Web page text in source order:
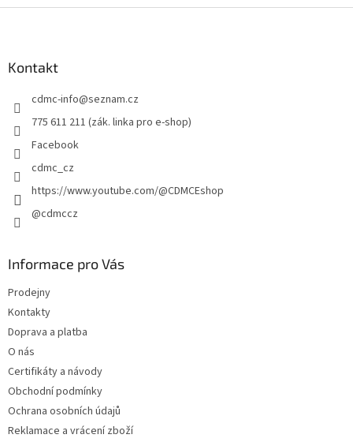
y
s
v
Kontakt
cdmc-info@seznam.cz
775 611 211 (zák. linka pro e-shop)
Facebook
cdmc_cz
https://www.youtube.com/@CDMCEshop
@cdmccz
Informace pro Vás
Prodejny
Kontakty
Doprava a platba
O nás
Certifikáty a návody
Obchodní podmínky
Ochrana osobních údajů
Reklamace a vrácení zboží